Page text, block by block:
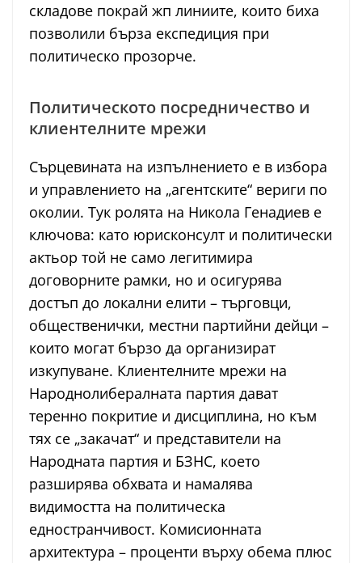
складове покрай жп линиите, които биха
позволили бърза експедиция при
политическо прозорче.
Политическото посредничество и
клиентелните мрежи
Сърцевината на изпълнението е в избора
и управлението на „агентските“ вериги по
околии. Тук ролята на Никола Генадиев е
ключова: като юрисконсулт и политически
актьор той не само легитимира
договорните рамки, но и осигурява
достъп до локални елити – търговци,
общественички, местни партийни дейци –
които могат бързо да организират
изкупуване. Клиентелните мрежи на
Народнолибералната партия дават
теренно покритие и дисциплина, но към
тях се „закачат“ и представители на
Народната партия и БЗНС, което
разширява обхвата и намалява
видимостта на политическа
едностранчивост. Комисионната
архитектура – проценти върху обема плюс